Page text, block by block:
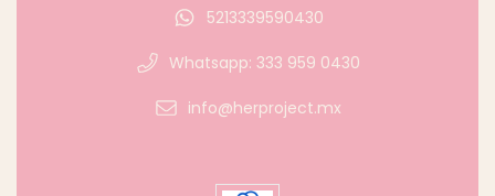
5213339590430
Whatsapp: 333 959 0430
info@herproject.mx